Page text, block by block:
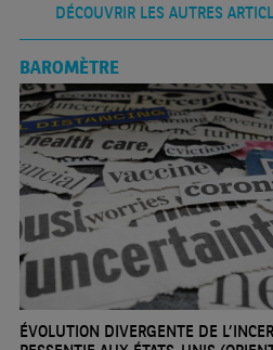
DÉCOUVRIR LES AUTRES
BAROMÈTRE
ÉVOLUTION DIVERGENTE DE